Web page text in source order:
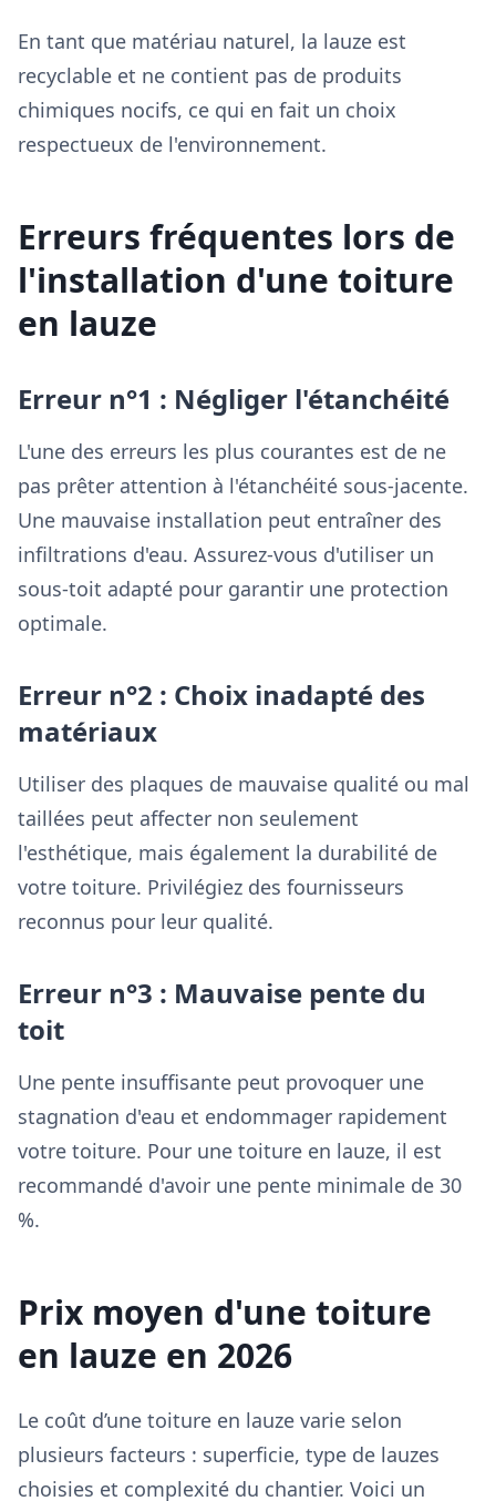
En tant que matériau naturel, la lauze est
recyclable et ne contient pas de produits
chimiques nocifs, ce qui en fait un choix
respectueux de l'environnement.
Erreurs fréquentes lors de
l'installation d'une toiture
en lauze
Erreur n°1 : Négliger l'étanchéité
L'une des erreurs les plus courantes est de ne
pas prêter attention à l'étanchéité sous-jacente.
Une mauvaise installation peut entraîner des
infiltrations d'eau. Assurez-vous d'utiliser un
sous-toit adapté pour garantir une protection
optimale.
Erreur n°2 : Choix inadapté des
matériaux
Utiliser des plaques de mauvaise qualité ou mal
taillées peut affecter non seulement
l'esthétique, mais également la durabilité de
votre toiture. Privilégiez des fournisseurs
reconnus pour leur qualité.
Erreur n°3 : Mauvaise pente du
toit
Une pente insuffisante peut provoquer une
stagnation d'eau et endommager rapidement
votre toiture. Pour une toiture en lauze, il est
recommandé d'avoir une pente minimale de 30
%.
Prix moyen d'une toiture
en lauze en 2026
Le coût d’une toiture en lauze varie selon
plusieurs facteurs : superficie, type de lauzes
choisies et complexité du chantier. Voici un